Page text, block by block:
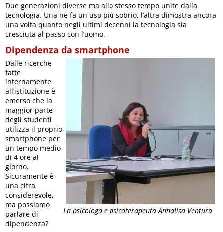
Due generazioni diverse ma allo stesso tempo unite dalla
tecnologia. Una ne fa un uso più sobrio, l’altra dimostra ancora
una volta quanto negli ultimi decenni la tecnologia sia
cresciuta al passo con l’uomo.
Dipendenza da smartphone
La psicologa e psicoterapeuta Annalisa Ventura
Dalle ricerche
fatte
internamente
all’istituzione è
emerso che la
maggior parte
degli studenti
utilizza il proprio
smartphone per
un tempo medio
di 4 ore al
giorno.
Sicuramente è
una cifra
considerevole,
ma possiamo
parlare di
dipendenza?